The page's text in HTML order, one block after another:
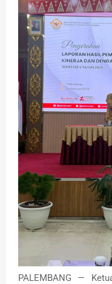
PALEMBANG —